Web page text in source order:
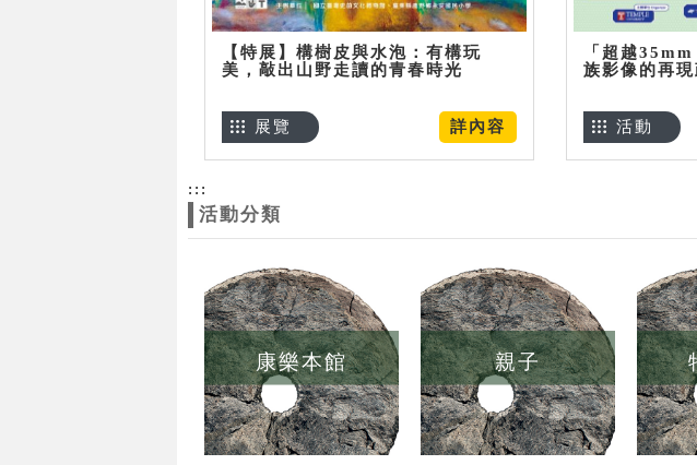
【特展】構樹皮與水泡：有構玩
美，敲出山野走讀的青春時光
詳內容
展覽
「超越
族影像的再
活動
:::
活動分類
康樂本館 親子